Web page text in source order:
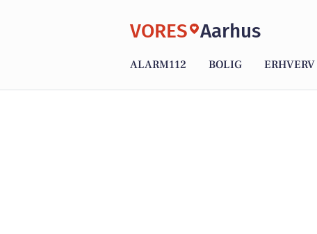
VORES Aarhus
ALARM112 BOLIG ERHVERV